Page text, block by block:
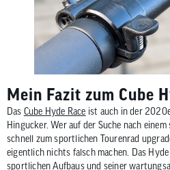
Mein Fazit zum Cube
Das Cube Hyde Race ist auch in der
Hingucker. Wer auf der Suche nach
schnell zum sportlichen Tourenrad
eigentlich nichts falsch machen. Das
sportlichen Aufbaus und seiner